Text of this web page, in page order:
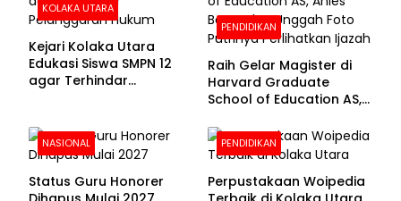
KOLAKA UTARA
Kejari Kolaka Utara
Edukasi Siswa SMPN 12
agar Terhindar
PENDIDIKAN
Raih Gelar Magister di
Harvard Graduate
School of Education AS,
Foto Putrinya Perlihatkan
Ijazah
NASIONAL
Status Guru Honorer
PENDIDIKAN
Perpustakaan Woipedia